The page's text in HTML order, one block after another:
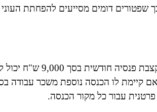
שפטורים דומים מסייעים להפחתת העוני
עבור כל מקור הכנסה.